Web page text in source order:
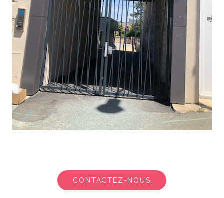
CONTACTEZ-NOUS